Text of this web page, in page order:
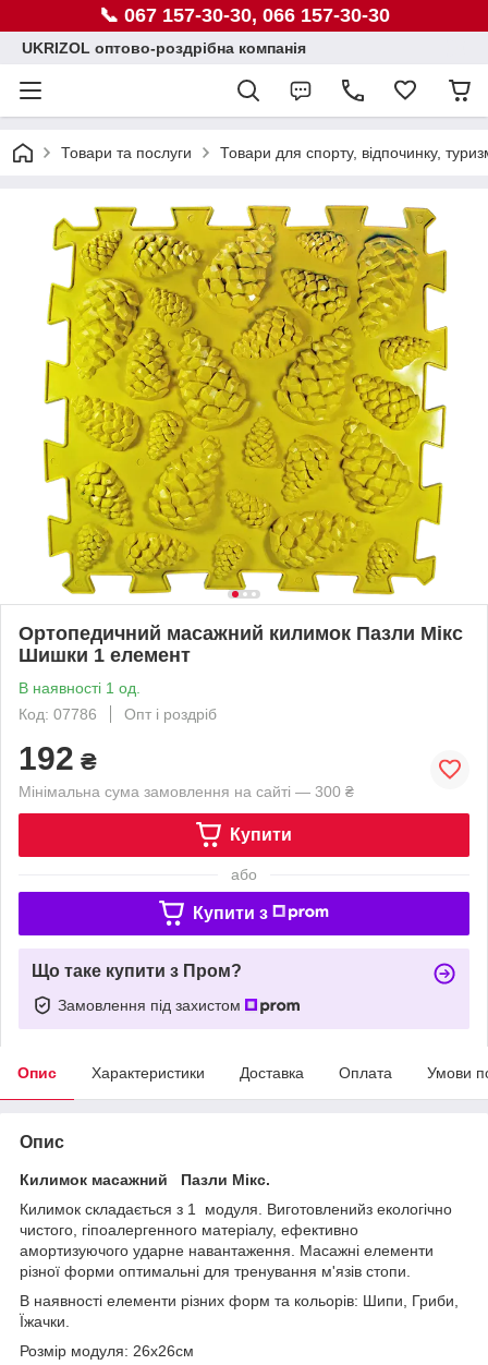
📞 067 157-30-30, 066 157-30-30
UKRIZOL оптово-роздрібна компанія
Товари та послуги Товари для спорту, відпочинку,
Ортопедичний масажний килимок Пазли Мікс
Шишки 1 елемент
В наявності 1 од.
Код: 07786
Опт і роздріб
192 ₴
Мінімальна сума замовлення на сайті — 300 ₴
Купити
або
Купити з
Що таке купити з Пром?
Замовлення під захистом
Опис Характеристики Доставка Оплата Умови
Опис
Килимок масажний Пазли Мікс.
Килимок складається з 1 модуля. Виготовленийз екологічно
чистого, гіпоалергенного матеріалу, ефективно
амортизуючого ударне навантаження. Масажні елементи
різної форми оптимальні для тренування м'язів стопи.
В наявності елементи різних форм та кольорів: Шипи, Гриби,
Їжачки.
Розмір модуля: 26x26см